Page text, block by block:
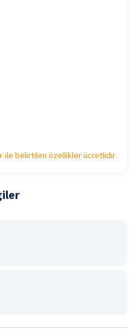
ile belirtilen özellikler ücretlidir.